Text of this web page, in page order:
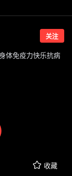
关注
体免疫力快乐抗病
收藏